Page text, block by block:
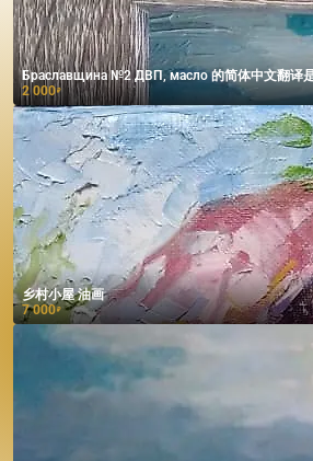
Браславщина №2 ДВП, масло 的简体中文翻译
2 000₽
乡村小屋 油画
7 000₽